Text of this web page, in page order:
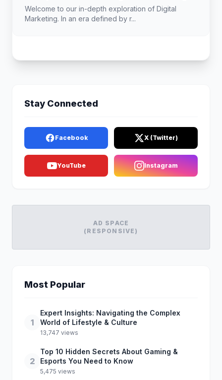
Welcome to our in-depth exploration of Digital
Marketing. In an era defined by r...
Stay Connected
Facebook X (Twitter)
YouTube Instagram
AD SPACE
(RESPONSIVE)
Most Popular
1
Expert Insights: Navigating the Complex
World of Lifestyle & Culture
13,747 views
2
Top 10 Hidden Secrets About Gaming &
Esports You Need to Know
5,475 views